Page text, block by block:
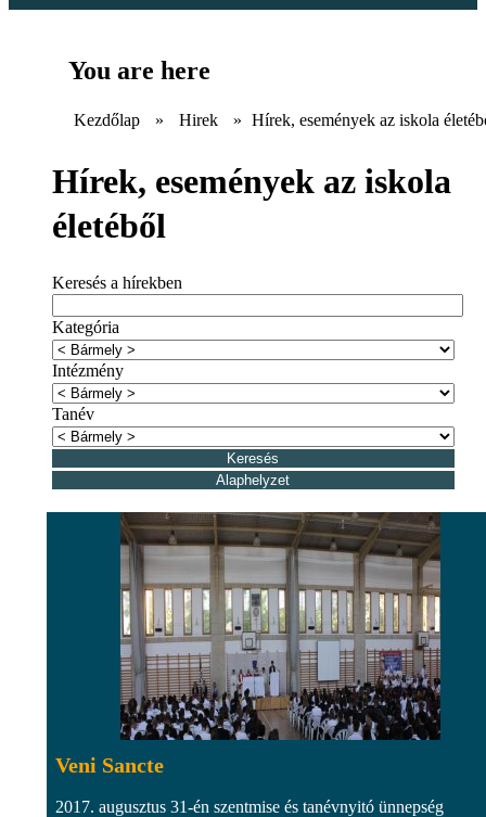
You are here
Kezdőlap » Hirek » Hírek, események az iskola
Hírek, események az iskola
életéből
Keresés a hírekben
Kategória
Intézmény
Tanév
Veni Sancte
2017. augusztus 31-én szentmise és tanévnyitó ünnepség